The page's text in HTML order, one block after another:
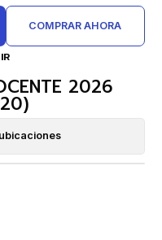
COMPRAR AHORA
2026